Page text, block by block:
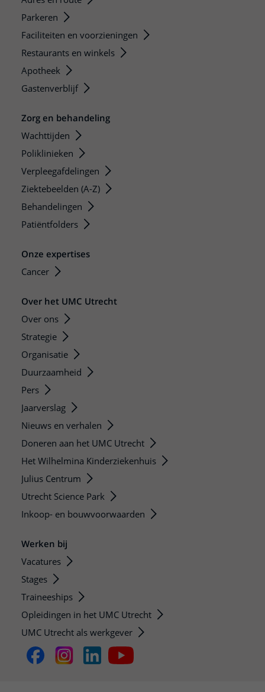
Parkeren
Faciliteiten en voorzieningen
Restaurants en winkels
Apotheek
Gastenverblijf
Zorg en behandeling
Wachttijden
Poliklinieken
Verpleegafdelingen
Ziektebeelden (A-Z)
Behandelingen
Patiëntfolders
Onze expertises
Cancer
Over het UMC Utrecht
Over ons
Strategie
Organisatie
Duurzaamheid
Pers
Jaarverslag
Nieuws en verhalen
Doneren aan het UMC Utrecht
Het Wilhelmina Kinderziekenhuis
Julius Centrum
Utrecht Science Park
Inkoop- en bouwvoorwaarden
Werken bij
Vacatures
Stages
Traineeships
Opleidingen in het UMC Utrecht
UMC Utrecht als werkgever